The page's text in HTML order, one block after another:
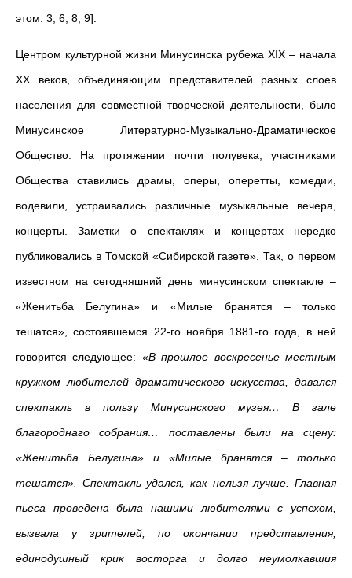
этом: 3; 6; 8; 9].
Центром культурной жизни Минусинска рубежа XIX – начала
XX веков, объединяющим представителей разных слоев
населения для совместной творческой деятельности, было
Минусинское Литературно-Музыкально-Драматическое
Общество. На протяжении почти полувека, участниками
Общества ставились драмы, оперы, оперетты, комедии,
водевили, устраивались различные музыкальные вечера,
концерты. Заметки о спектаклях и концертах нередко
публиковались в Томской «Сибирской газете». Так, о первом
известном на сегодняшний день минусинском спектакле –
«Женитьба Белугина» и «Милые бранятся – только
тешатся», состоявшемся 22-го ноября 1881-го года, в ней
говорится следующее: «В прошлое воскресенье местным
кружком любителей драматического искусства, давался
спектакль в пользу Минусинского музея… В зале
благороднаго собрания… поставлены были на сцену:
«Женитьба Белугина» и «Милые бранятся – только
тешатся». Спектакль удался, как нельзя лучше. Главная
пьеса проведена была нашими любителями с успехом,
вызвала у зрителей, по окончании представления,
единодушный крик восторга и долго неумолкавшия